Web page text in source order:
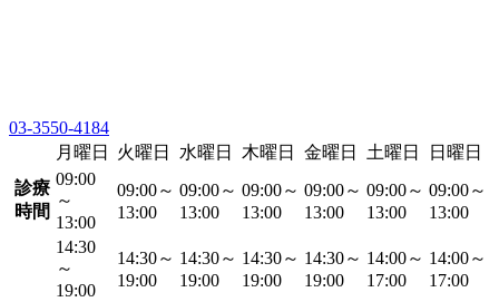
03-3550-4184
月曜日
火曜日 水曜日 木曜日 金曜日 土曜日
日曜日
診療
時間
09:00
～
13:00
09:00～
13:00
09:00～
13:00
09:00～
13:00
09:00～
13:00
09:00～
13:00
09:00～
13:00
14:30
～
19:00
14:30～
19:00
14:30～
19:00
14:30～
19:00
14:30～
19:00
14:00～
17:00
14:00～
17:00